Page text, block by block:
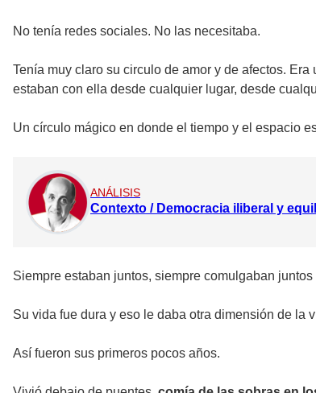
No tenía redes sociales. No las necesitaba.
Tenía muy claro su circulo de amor y de afectos.
estaban con ella desde cualquier lugar, desde
Un círculo mágico en donde el tiempo y el espacio
ANÁLISIS
Contexto / Democracia iliberal y
Siempre estaban juntos, siempre comulgaban
Su vida fue dura y eso le daba otra dimensión de la
Así fueron sus primeros pocos años.